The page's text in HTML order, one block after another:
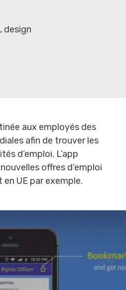
aux employés des
afin de trouver les
d’emploi. L’app
offres d’emploi
UE par exemple.
design